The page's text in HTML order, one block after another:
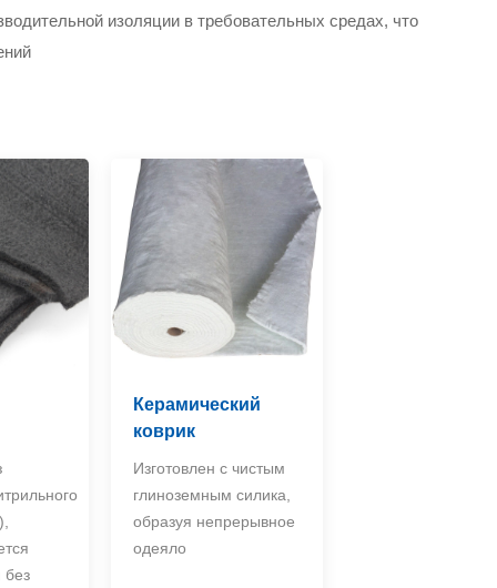
изоляции в требовательных средах, что
без
Керамический
коврик
Изготовлен с чистым
глиноземным силика,
образуя непрерывное
одеяло